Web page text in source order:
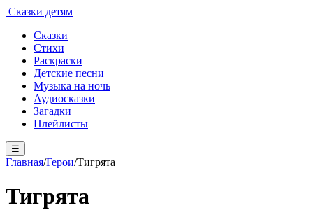
Сказки детям
Сказки
Стихи
Раскраски
Детские песни
Музыка на ночь
Аудиосказки
Загадки
Плейлисты
☰
Главная/Герои/Тигрята
Тигрята